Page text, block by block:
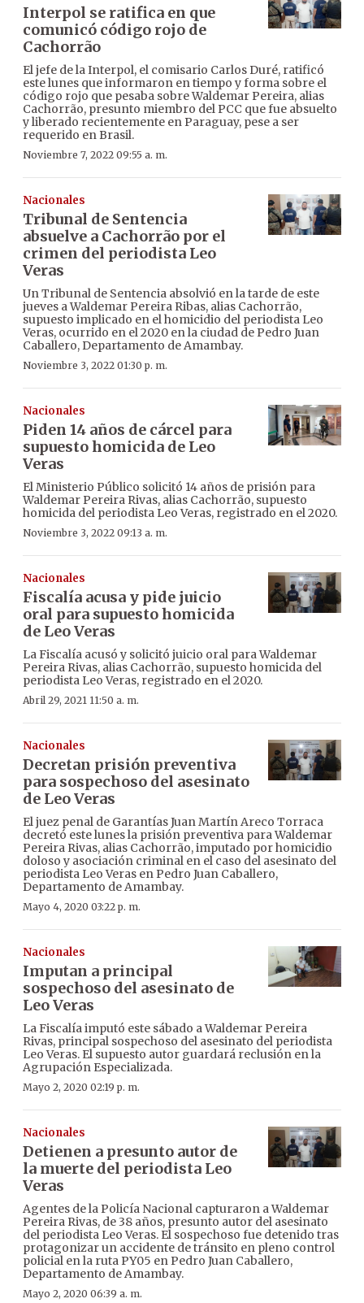
Interpol se ratifica en que
comunicó código rojo de
Cachorrão
El jefe de la Interpol, el comisario Carlos Duré, ratificó
este lunes que informaron en tiempo y forma sobre el
código rojo que pesaba sobre Waldemar Pereira, alias
Cachorrão, presunto miembro del PCC que fue absuelto
y liberado recientemente en Paraguay, pese a ser
requerido en Brasil.
Noviembre 7, 2022 09:55 a. m.
Nacionales
Tribunal de Sentencia
absuelve a Cachorrão por el
crimen del periodista Leo
Veras
Un Tribunal de Sentencia absolvió en la tarde de este
jueves a Waldemar Pereira Ribas, alias Cachorrão,
supuesto implicado en el homicidio del periodista Leo
Veras, ocurrido en el 2020 en la ciudad de Pedro Juan
Caballero, Departamento de Amambay.
Noviembre 3, 2022 01:30 p. m.
Nacionales
Piden 14 años de cárcel para
supuesto homicida de Leo
Veras
El Ministerio Público solicitó 14 años de prisión para
Waldemar Pereira Rivas, alias Cachorrão, supuesto
homicida del periodista Leo Veras, registrado en el 2020.
Noviembre 3, 2022 09:13 a. m.
Nacionales
Fiscalía acusa y pide juicio
oral para supuesto homicida
de Leo Veras
La Fiscalía acusó y solicitó juicio oral para Waldemar
Pereira Rivas, alias Cachorrão, supuesto homicida del
periodista Leo Veras, registrado en el 2020.
Abril 29, 2021 11:50 a. m.
Nacionales
Decretan prisión preventiva
para sospechoso del asesinato
de Leo Veras
El juez penal de Garantías Juan Martín Areco Torraca
decretó este lunes la prisión preventiva para Waldemar
Pereira Rivas, alias Cachorrão, imputado por homicidio
doloso y asociación criminal en el caso del asesinato del
periodista Leo Veras en Pedro Juan Caballero,
Departamento de Amambay.
Mayo 4, 2020 03:22 p. m.
Nacionales
Imputan a principal
sospechoso del asesinato de
Leo Veras
La Fiscalía imputó este sábado a Waldemar Pereira
Rivas, principal sospechoso del asesinato del periodista
Leo Veras. El supuesto autor guardará reclusión en la
Agrupación Especializada.
Mayo 2, 2020 02:19 p. m.
Nacionales
Detienen a presunto autor de
la muerte del periodista Leo
Veras
Agentes de la Policía Nacional capturaron a Waldemar
Pereira Rivas, de 38 años, presunto autor del asesinato
del periodista Leo Veras. El sospechoso fue detenido tras
protagonizar un accidente de tránsito en pleno control
policial en la ruta PY05 en Pedro Juan Caballero,
Departamento de Amambay.
Mayo 2, 2020 06:39 a. m.